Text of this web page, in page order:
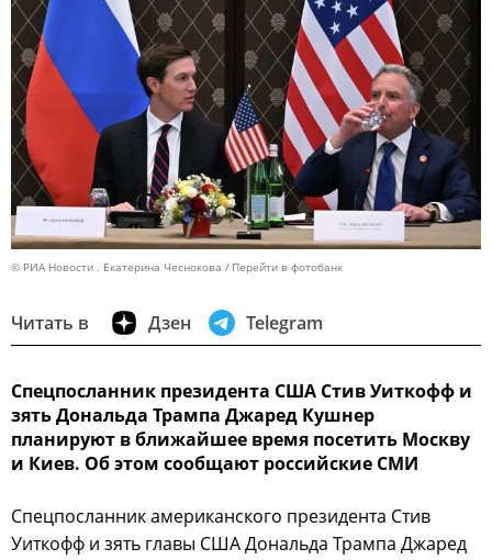
© РИА Новости . Екатерина Чеснокова Перейти в фотобанк
Читать в Дзен Telegram
Спецпосланник президента США Стив Уиткофф и
зять Дональда Трампа Джаред Кушнер
планируют в ближайшее время посетить Москву
и Киев. Об этом сообщают российские СМИ
Спецпосланник американского президента Стив
Уиткофф и зять главы США Дональда Трампа Джаред